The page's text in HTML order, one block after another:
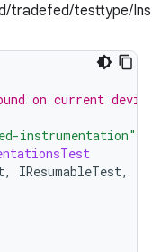
tradefed/testtype/
on current
instrumentation"
, IResumableTest,